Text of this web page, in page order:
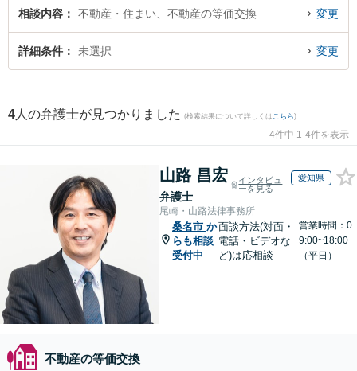
ぐに弁護士に相談したい』『不動産の等価交換のトラブル解決の実績豊富な近
くの弁護士を検索したい』『初回相談無料で不動産の等価交換を法律相談でき
る桑名市内の弁護士に相談予約したい』などでお困りの相談者さんにおすすめ
相談内容 不動産・住まい、不動産の等価交換 変更
詳細条件 未選択 変更
4 人の弁護士が見つかりました (検索結果について詳しくは こちら)
4件中 1-4件を表示
山路 昌宏
弁護士
インタビュ
ーを見る
愛知県
尾崎・山路法律事務所
桑名市 か
らも相談
受付中
面談方法(対面・
電話・ビデオな
ど)は応相談
営業時間：0
9:00~18:00
（平日）
不動産の等価交換